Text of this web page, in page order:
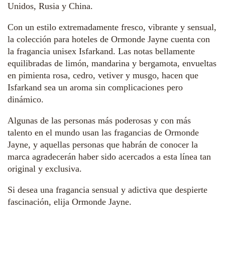
Unidos, Rusia y China.
Con un estilo extremadamente fresco, vibrante y sensual,
la colección para hoteles de Ormonde Jayne cuenta con
la fragancia unisex Isfarkand. Las notas bellamente
equilibradas de limón, mandarina y bergamota, envueltas
en pimienta rosa, cedro, vetiver y musgo, hacen que
Isfarkand sea un aroma sin complicaciones pero
dinámico.
Algunas de las personas más poderosas y con más
talento en el mundo usan las fragancias de Ormonde
Jayne, y aquellas personas que habrán de conocer la
marca agradecerán haber sido acercados a esta línea tan
original y exclusiva.
Si desea una fragancia sensual y adictiva que despierte
fascinación, elija Ormonde Jayne.